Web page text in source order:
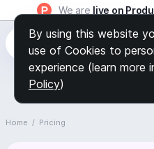
We are live on
Home / Pricing
By using this website
use of Cookies to
experience (learn more
Policy)